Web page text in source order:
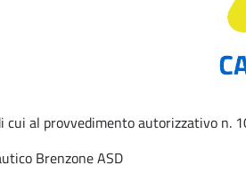
cui al provvedimento autorizzativo n.
Brenzone ASD